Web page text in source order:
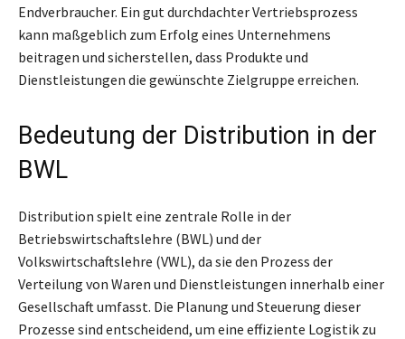
Endverbraucher. Ein gut durchdachter Vertriebsprozess
kann maßgeblich zum Erfolg eines Unternehmens
beitragen und sicherstellen, dass Produkte und
Dienstleistungen die gewünschte Zielgruppe erreichen.
Bedeutung der Distribution in der
BWL
Distribution spielt eine zentrale Rolle in der
Betriebswirtschaftslehre (BWL) und der
Volkswirtschaftslehre (VWL), da sie den Prozess der
Verteilung von Waren und Dienstleistungen innerhalb einer
Gesellschaft umfasst. Die Planung und Steuerung dieser
Prozesse sind entscheidend, um eine effiziente Logistik zu